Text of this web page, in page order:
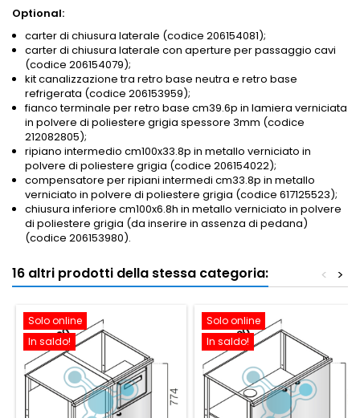
Optional:
carter di chiusura laterale (codice 206154081);
carter di chiusura laterale con aperture per passaggio cavi
(codice 206154079);
kit canalizzazione tra retro base neutra e retro base
refrigerata (codice 206153959);
fianco terminale per retro base cm39.6p in lamiera verniciata
in polvere di poliestere grigia spessore 3mm (codice
212082805);
ripiano intermedio cm100x33.8p in metallo verniciato in
polvere di poliestere grigia (codice 206154022);
compensatore per ripiani intermedi cm33.8p in metallo
verniciato in polvere di poliestere grigia (codice 617125523);
chiusura inferiore cm100x6.8h in metallo verniciato in polvere
di poliestere grigia (da inserire in assenza di pedana)
(codice 206153980).
16 altri prodotti della stessa categoria: >
<
Solo online
In saldo!
Solo online
In saldo!